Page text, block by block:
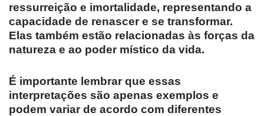
ressurreição e imortalidade, representando a
capacidade de renascer e se transformar.
Elas também estão relacionadas às forças da
natureza e ao poder místico da vida.
É importante lembrar que essas
interpretações são apenas exemplos e
podem variar de acordo com diferentes